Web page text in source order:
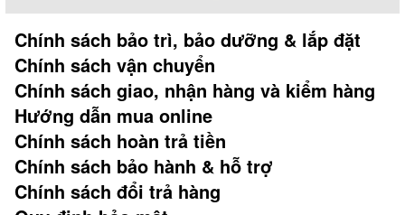
Chính sách bảo trì, bảo dưỡng & lắp đặt
Chính sách vận chuyển
Chính sách giao, nhận hàng và kiểm hàng
Hướng dẫn mua online
Chính sách hoàn trả tiền
Chính sách bảo hành & hỗ trợ
Chính sách đổi trả hàng